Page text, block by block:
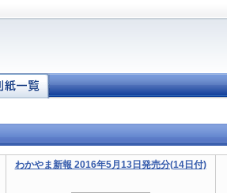
わかやま新報 2016年5月13日発売分(14日付)